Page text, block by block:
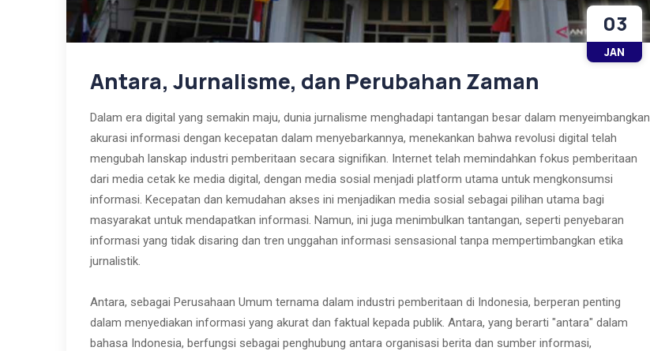
03
JAN
Antara, Jurnalisme, dan Perubahan Zaman
Dalam era digital yang semakin maju, dunia jurnalisme menghadapi tantangan besar dalam menyeimbangkan
akurasi informasi dengan kecepatan dalam menyebarkannya, menekankan bahwa revolusi digital telah
mengubah lanskap industri pemberitaan secara signifikan. Internet telah memindahkan fokus pemberitaan
dari media cetak ke media digital, dengan media sosial menjadi platform utama untuk mengkonsumsi
informasi. Kecepatan dan kemudahan akses ini menjadikan media sosial sebagai pilihan utama bagi
masyarakat untuk mendapatkan informasi. Namun, ini juga menimbulkan tantangan, seperti penyebaran
informasi yang tidak disaring dan tren unggahan informasi sensasional tanpa mempertimbangkan etika
jurnalistik.
Antara, sebagai Perusahaan Umum ternama dalam industri pemberitaan di Indonesia, berperan penting
dalam menyediakan informasi yang akurat dan faktual kepada publik. Antara, yang berarti "antara" dalam
bahasa Indonesia, berfungsi sebagai penghubung antara organisasi berita dan sumber informasi,